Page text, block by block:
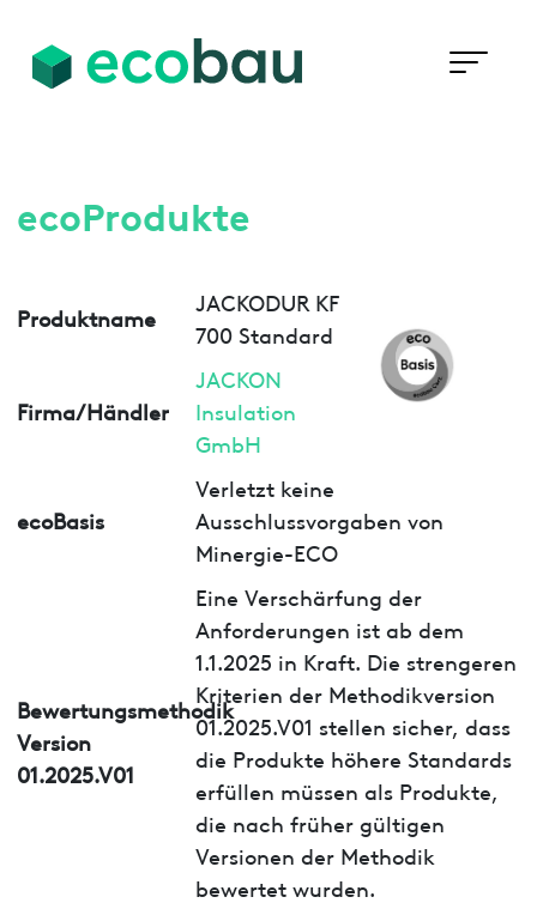
ecoProdukte
Produktname
JACKODUR KF
700 Standard
Firma/Händler
JACKON
Insulation
GmbH
ecoBasis
Verletzt keine
Ausschlussvorgaben von
Minergie-ECO
Bewertungsmethodik
Version
01.2025.V01
Eine Verschärfung der
Anforderungen ist ab dem
1.1.2025 in Kraft. Die strengeren
Kriterien der Methodikversion
01.2025.V01 stellen sicher, dass
die Produkte höhere Standards
erfüllen müssen als Produkte,
die nach früher gültigen
Versionen der Methodik
bewertet wurden.